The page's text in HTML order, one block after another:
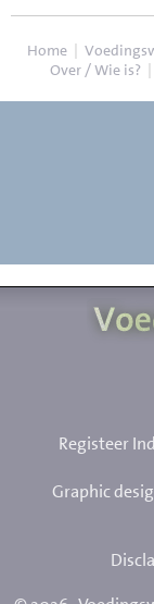
Home |
Over / Wie is? |
Registeer
Graphic